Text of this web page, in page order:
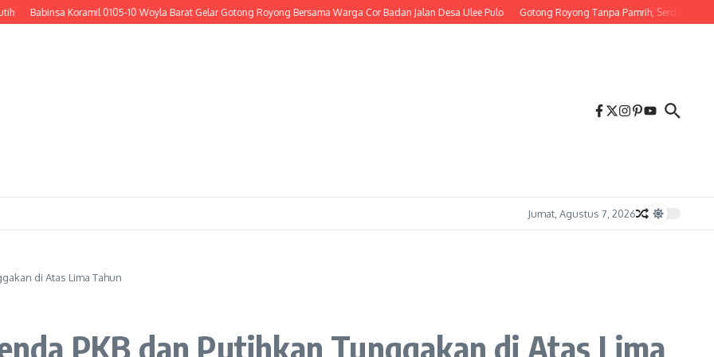
Koramil 0105-10 Woyla Barat Gelar Gotong Royong Bersama Warga Cor Badan Jalan Desa Ulee Pulo Gotong Royong Tanpa Pamrih, Serda M. Irwandi
Jumat, Agustus 7, 2026
di Atas Lima Tahun
PKB dan Putihkan Tunggakan di Atas Lima